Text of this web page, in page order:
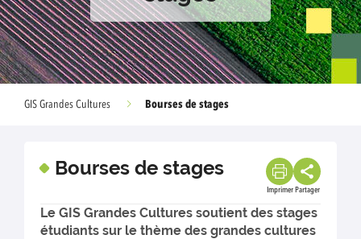
GIS Grandes Cultures Bourses de stages
Bourses de stages
Imprimer Partager
Le GIS Grandes Cultures soutient des stages
étudiants sur le thème des grandes cultures